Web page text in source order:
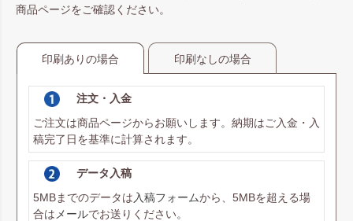
商品ページをご確認ください。
印刷ありの場合 印刷なしの場合
注文・入金
ご注文は商品ページからお願いします。納期はご入金・入
稿完了日を基準に計算されます。
データ入稿
5MBまでのデータは 入稿フォームから、5MBを超える場
合は メールでお送りください。